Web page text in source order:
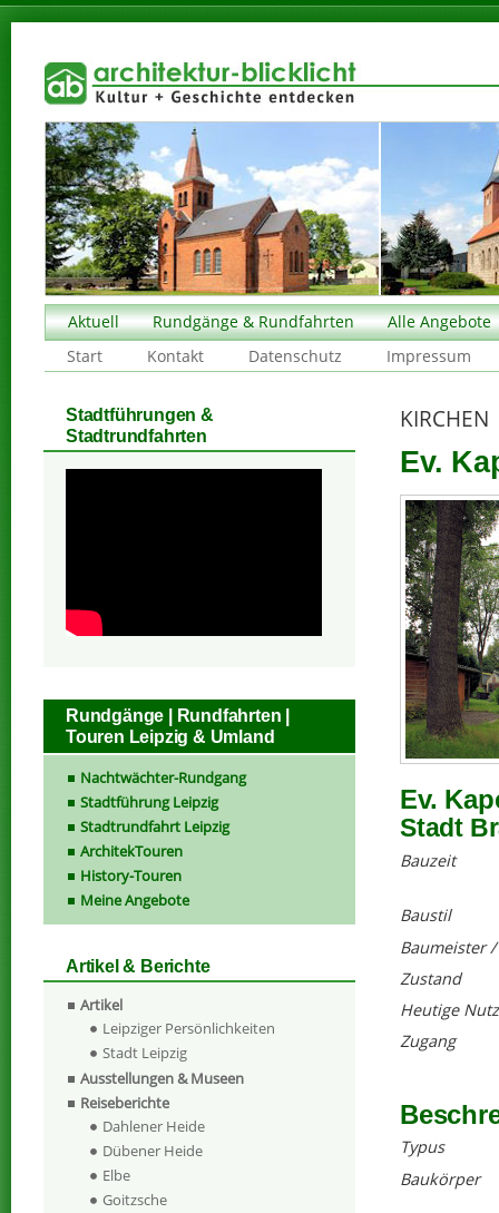
Aktuell Rundgänge & Rundfahrten
Alle Angebote
Start
Kontakt Datenschutz Impressum
KIRCHEN
Ev.
Ev.
Stadt
Bauzeit
Baustil
Baumeister
Zustand
Heutige
Zugang
Typus
Baukörper
Stadtführungen &
Stadtrundfahrten
Rundgänge | Rundfahrten |
Touren Leipzig & Umland
Nachtwächter-Rundgang
Stadtführung Leipzig
Stadtrundfahrt Leipzig
ArchitekTouren
History-Touren
Meine Angebote
Artikel & Berichte
Artikel
Leipziger Persönlichkeiten
Stadt Leipzig
Ausstellungen & Museen
Reiseberichte
Dahlener Heide
Dübener Heide
Elbe
Goitzsche